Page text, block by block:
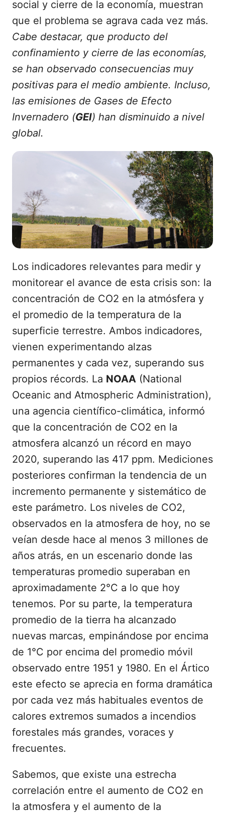
social y cierre de la economía, muestran
que el problema se agrava cada vez más.
Cabe destacar, que producto del
confinamiento y cierre de las economías,
se han observado consecuencias muy
positivas para el medio ambiente. Incluso,
las emisiones de Gases de Efecto
Invernadero (GEI) han disminuido a nivel
global.
Los indicadores relevantes para medir y
monitorear el avance de esta crisis son: la
concentración de CO2 en la atmósfera y
el promedio de la temperatura de la
superficie terrestre. Ambos indicadores,
vienen experimentando alzas
permanentes y cada vez, superando sus
propios récords. La NOAA (National
Oceanic and Atmospheric Administration),
una agencia científico-climática, informó
que la concentración de CO2 en la
atmosfera alcanzó un récord en mayo
2020, superando las 417 ppm. Mediciones
posteriores confirman la tendencia de un
incremento permanente y sistemático de
este parámetro. Los niveles de CO2,
observados en la atmosfera de hoy, no se
veían desde hace al menos 3 millones de
años atrás, en un escenario donde las
temperaturas promedio superaban en
aproximadamente 2°C a lo que hoy
tenemos. Por su parte, la temperatura
promedio de la tierra ha alcanzado
nuevas marcas, empinándose por encima
de 1°C por encima del promedio móvil
observado entre 1951 y 1980. En el Ártico
este efecto se aprecia en forma dramática
por cada vez más habituales eventos de
calores extremos sumados a incendios
forestales más grandes, voraces y
frecuentes.
Sabemos, que existe una estrecha
correlación entre el aumento de CO2 en
la atmosfera y el aumento de la